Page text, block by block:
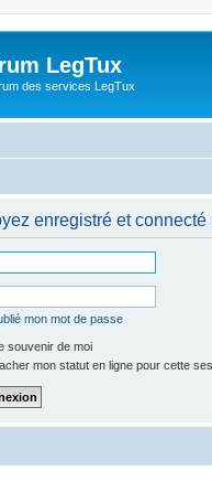
LegTux
des services LegTux
enregistré et
mon mot de passe
souvenir de moi
mon statut en ligne pour cette